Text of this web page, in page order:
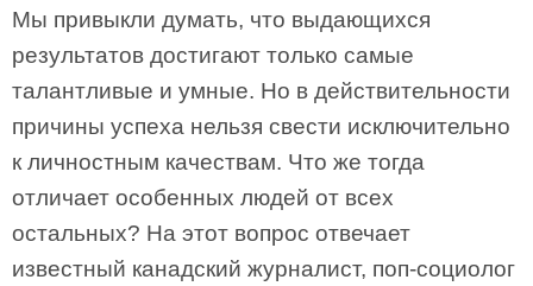
Мы привыкли думать, что выдающихся
результатов достигают только самые
талантливые и умные. Но в действительности
причины успеха нельзя свести исключительно
к личностным качествам. Что же тогда
отличает особенных людей от всех
остальных? На этот вопрос отвечает
известный канадский журналист, поп-социолог